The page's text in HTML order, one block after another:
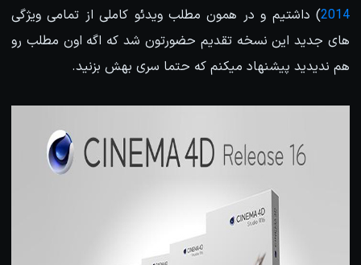
2014) داشتیم و در همون مطلب ویدئو کاملی از تمامی ویژگی
های جدید این نسخه تقدیم حضورتون شد که اگه اون مطلب رو
هم ندیدید پیشنهاد میکنم که حتما سری بهش بزنید.